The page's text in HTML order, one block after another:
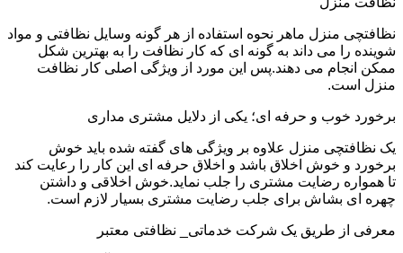
نظافتچی منزل ماهر نحوه استفاده از هر گونه وسایل نظافتی و مواد
شوینده را می داند به گونه ای که کار نظافت را به بهترین شکل
ممکن انجام می دهند.پس این مورد از ویژگی اصلی کار نظافت
منزل است.
برخورد خوب و حرفه ای؛ یکی از دلایل مشتری مداری
یک نظافتچی منزل علاوه بر ویژگی های گفته شده باید خوش
برخورد و خوش اخلاق باشد و اخلاق حرفه ای این کار را رعایت کند
تا همواره رضایت مشتری را جلب نماید.خوش اخلاقی و داشتن
چهره ای بشاش برای جلب رضایت مشتری بسیار لازم است.
معرفی از طریق یک شرکت خدماتی_ نظافتی معتبر